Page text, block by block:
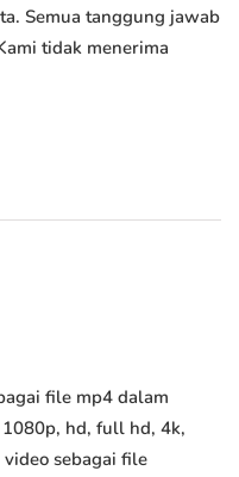
Semua tanggung jawab
tidak menerima
file mp4 dalam
hd, full hd, 4k,
sebagai file